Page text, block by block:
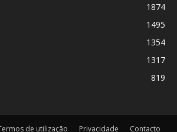
1874
1495
1354
1317
819
de utilização Privacidade Contacto